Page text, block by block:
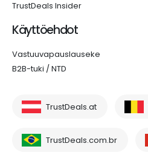
TrustDeals Insider
Käyttöehdot
Vastuuvapauslauseke
B2B-tuki / NTD
TrustDeals.at
TrustDeals.com.br